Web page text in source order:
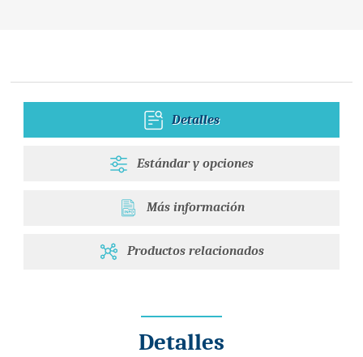
Detalles
Estándar y opciones
Más información
Productos relacionados
Detalles